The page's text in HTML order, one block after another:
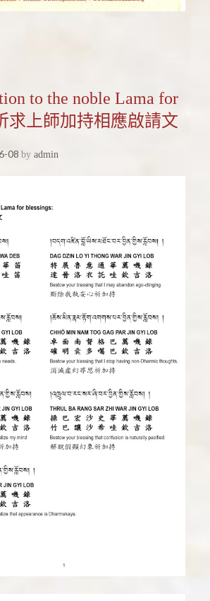
to the noble Lama for
求上師加持相應啟請文
08 by admin